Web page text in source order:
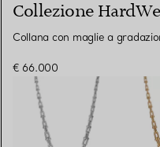
Collezione
Collana con maglie a
€ 66.000